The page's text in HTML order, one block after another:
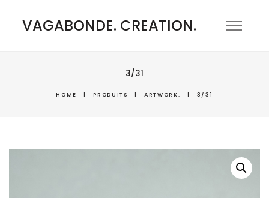
VAGABONDE. CREATION.
3/31
HOME | PRODUITS | ARTWORK. | 3/31